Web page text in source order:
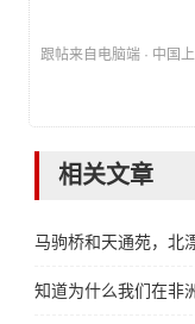
跟帖来自电脑端 · 中国
相关文章
马驹桥和天通苑，北
知道为什么我们在非